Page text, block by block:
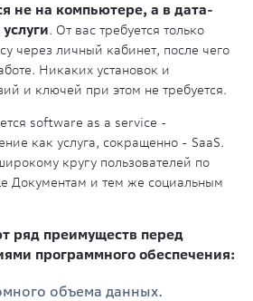
не на компьютере, а в дата-
. От вас требуется только
через личный кабинет, после чего
Никаких установок и
и ключей при этом не требуется.
software as a service -
как услуга, сокращенно - SaaS.
кругу пользователей по
Документам и тем же социальным
ряд преимуществ перед
программного обеспечения:
объема данных.